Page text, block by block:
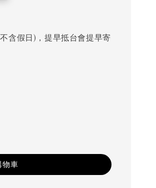
含假日)，提早抵台會提早寄
物車